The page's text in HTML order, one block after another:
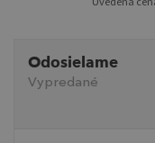
Odosielame
Vypredané